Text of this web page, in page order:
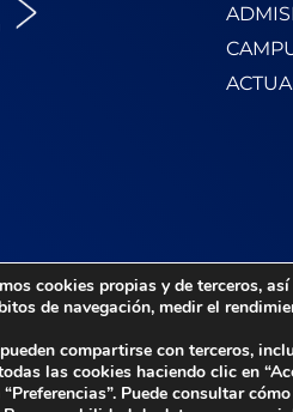
Legal–Política de
los derechos reservados
cookies propias y de terceros,
de navegación, medir el
compartirse con terceros,
las cookies haciendo clic en
“Preferencias”. Puede consultar